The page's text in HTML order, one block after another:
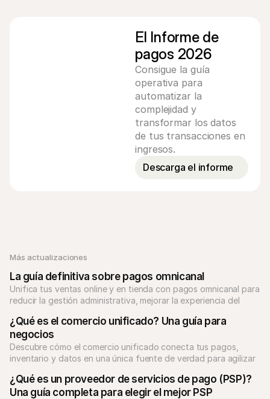
El Informe de
pagos 2026
Consigue la guía
operativa para
automatizar la
complejidad y
transformar los datos
de tus transacciones en
ingresos.
Descarga el informe
Más actualizaciones
La guía definitiva sobre pagos omnicanal
Unifica tus ventas online y en tienda con pagos omnicanal para
reducir la gestión administrativa, mejorar la experiencia del
¿Qué es el comercio unificado? Una guía para
negocios
Descubre cómo el comercio unificado conecta tus pagos,
inventario y datos en una única fuente de verdad para agilizar
¿Qué es un proveedor de servicios de pago (PSP)?
Una guía completa para elegir el mejor PSP